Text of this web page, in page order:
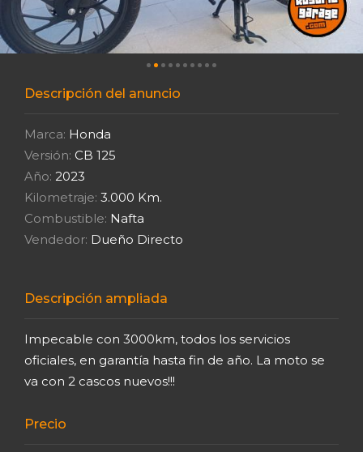
Descripción del anuncio
Marca: Honda
Versión: CB 125
Año: 2023
Kilometraje: 3.000 Km.
Combustible: Nafta
Vendedor: Dueño Directo
Descripción ampliada
Impecable con 3000km, todos los servicios
oficiales, en garantía hasta fin de año. La moto se
va con 2 cascos nuevos!!!
Precio